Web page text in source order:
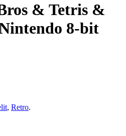
& Tetris &
8-bit
, Retro.